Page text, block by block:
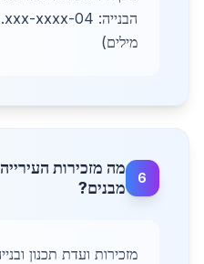
מילים)
6
מה מזכירות
מבנים?
מזכירות ועדת תכנון